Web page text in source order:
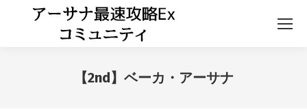
【2nd】ベーカ・アーサナ